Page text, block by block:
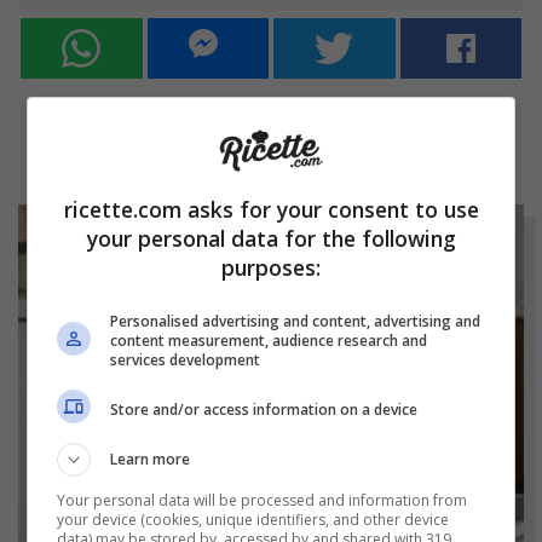
ricette.com asks for your consent to use
your personal data for the following
purposes:
Personalised advertising and content, advertising and
content measurement, audience research and
services development
Store and/or access information on a device
Learn more
Your personal data will be processed and information from
your device (cookies, unique identifiers, and other device